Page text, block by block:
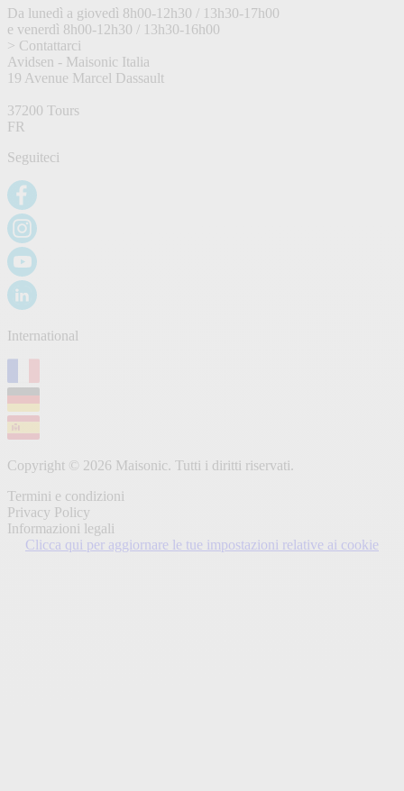
Da lunedì a giovedì 8h00-12h30 / 13h30-17h00
e venerdì 8h00-12h30 / 13h30-16h00
> Contattarci
Avidsen - Maisonic Italia
19 Avenue Marcel Dassault
37200 Tours
FR
Seguiteci
International
Copyright © 2026 Maisonic. Tutti i diritti riservati.
Termini e condizioni
Privacy Policy
Informazioni legali
Clicca qui per aggiornare le tue impostazioni relative ai cookie